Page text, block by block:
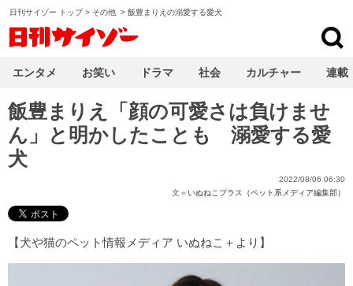
日刊サイゾー トップ> その他 > 飯豊まりえの溺愛する愛犬
飯豊まりえ「顔の可愛さは負けませ
ん」と明かしたことも 溺愛する愛
犬
2022/08/06 06:30
文＝いぬねこプラス（ペット系メディア編集部）
【犬や猫のペット情報メディア いぬねこ＋ より】
エンタメ お笑い ドラマ 社会 カルチャー 連載